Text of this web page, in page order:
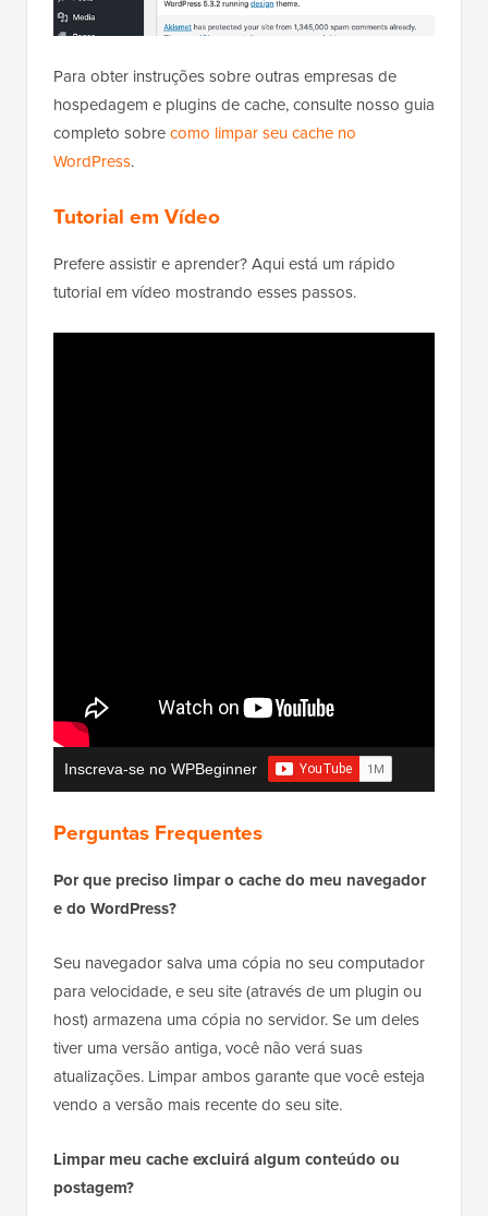
Para obter instruções sobre outras empresas de
hospedagem e plugins de cache, consulte nosso guia
completo sobrecomo limpar seu cache no
WordPress.
Tutorial em Vídeo
Prefere assistir e aprender? Aqui está um rápido
tutorial em vídeo mostrando esses passos.
Inscreva-se no WPBeginner
Perguntas Frequentes
Por que preciso limpar o cache do meu navegador
e do WordPress?
Seu navegador salva uma cópia no seu computador
para velocidade, e seu site (através de um plugin ou
host) armazena uma cópia no servidor. Se um deles
tiver uma versão antiga, você não verá suas
atualizações. Limpar ambos garante que você esteja
vendo a versão mais recente do seu site.
Limpar meu cache excluirá algum conteúdo ou
postagem?